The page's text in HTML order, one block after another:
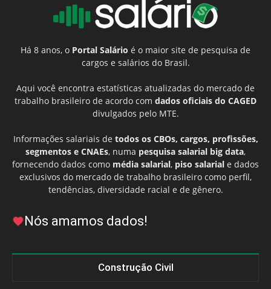
Há 8 anos, o Portal Salário é o maior site de pesquisa de
cargos e salários do Brasil.
Aqui você encontra estatísticas atualizadas do mercado de
trabalho brasileiro de acordo com dados oficiais do CAGED
divulgados pelo MTE.
Informações salariais de todos os CBOs, cargos, profissões,
segmentos e CNAEs, numa pesquisa salarial big data,
fornecendo dados como média salarial, piso salarial e dados
exclusivos do mercado de trabalho brasileiro como perfil,
tendências, diversidade racial e de gênero.
Nós amamos dados!
Construção Civil